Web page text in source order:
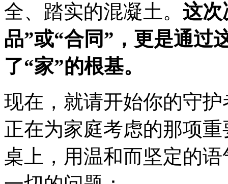
全、踏实的混凝土。 这次
品”或“合同”，更是通过
了“家”的根基。
现在，就请开始你的守
正在为家庭考虑的那项
桌上，用温和而坚定的